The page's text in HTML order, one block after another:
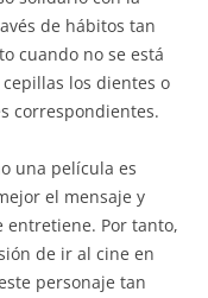
de hábitos tan
cuando no se está
los dientes o
correspondientes.
una película es
el mensaje y
entretiene. Por tanto,
de ir al cine en
personaje tan